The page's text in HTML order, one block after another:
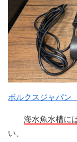
ボルクスジャパ
海水魚水槽に
い、